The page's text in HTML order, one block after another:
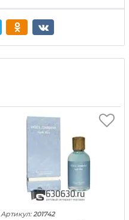
Артикул: 201742